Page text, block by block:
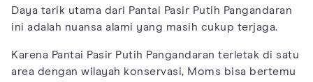
Daya tarik utama dari Pantai Pasir Putih Pangandaran
ini adalah nuansa alami yang masih cukup terjaga.
Karena Pantai Pasir Putih Pangandaran terletak di satu
area dengan wilayah konservasi, Moms bisa bertemu